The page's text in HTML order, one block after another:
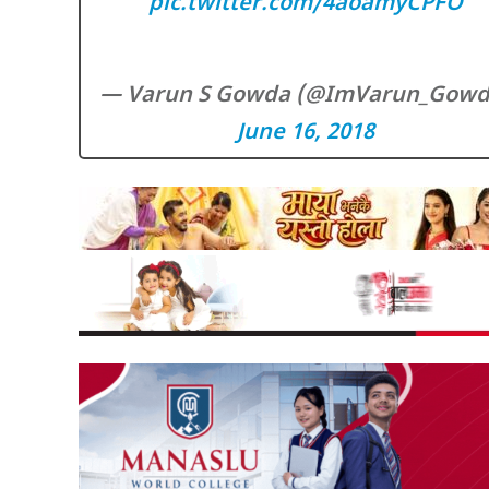
— Varun S Gowda
June 16, 2018